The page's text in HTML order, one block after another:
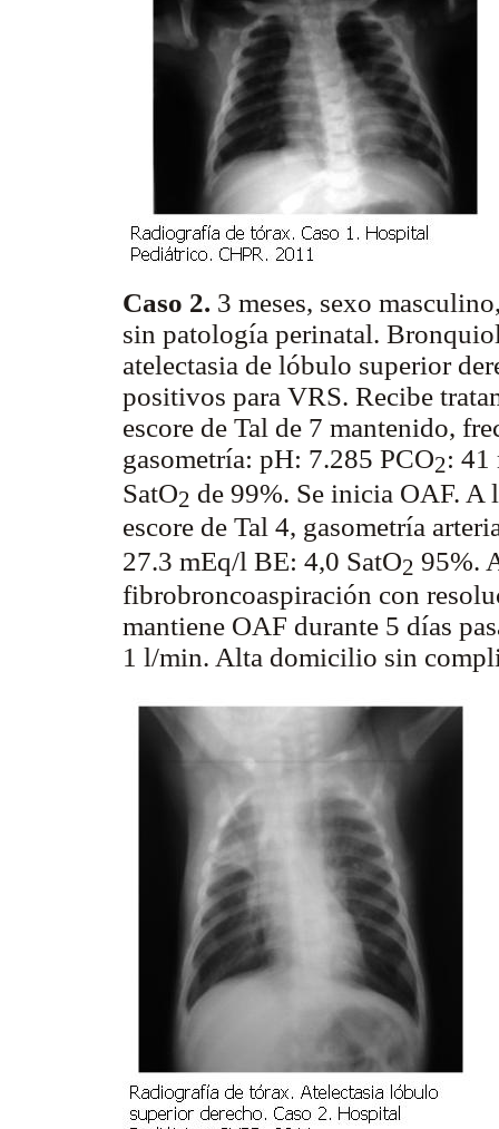
Caso 2. 3 meses, sexo
sin patología perinatal.
atelectasia de lóbulo superior
positivos para VRS. Recibe
escore de Tal de 7 mantenido,
gasometría: pH: 7.285 PCO2: 41
SatO2 de 99%. Se inicia OAF. A
escore de Tal 4, gasometría
27.3 mEq/l BE: 4,0 SatO2 95%.
fibrobroncoaspiración con
mantiene OAF durante 5 días
1 l/min. Alta domicilio sin